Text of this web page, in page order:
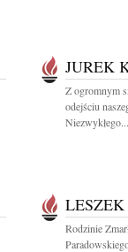
JUREK
Z ogromnym
odejściu
Niezwykłego...
Rodzinie